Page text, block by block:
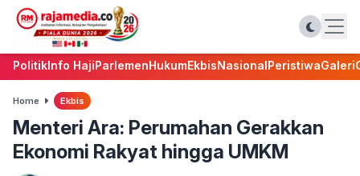
PolitikInfo HajiParlemenHukumEkbisNasionalPeristiwaGaleri
Home Ekbis
Menteri Ara: Perumahan Gerakkan
Ekonomi Rakyat hingga UMKM